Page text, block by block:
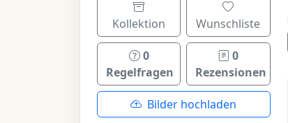
Kollektion Wunschliste
0
Regelfragen
0
Rezensionen
Bilder hochladen